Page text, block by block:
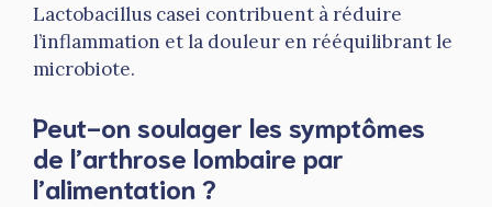
Lactobacillus casei contribuent à réduire
l’inflammation et la douleur en rééquilibrant le
microbiote.
Peut-on soulager les symptômes
de l’arthrose lombaire par
l’alimentation ?